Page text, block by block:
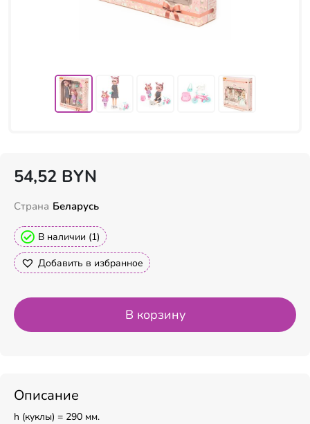
54,52 BYN
Страна Беларусь
В наличии (1)
Добавить в избранное
В корзину
Описание
h (куклы) = 290 мм.